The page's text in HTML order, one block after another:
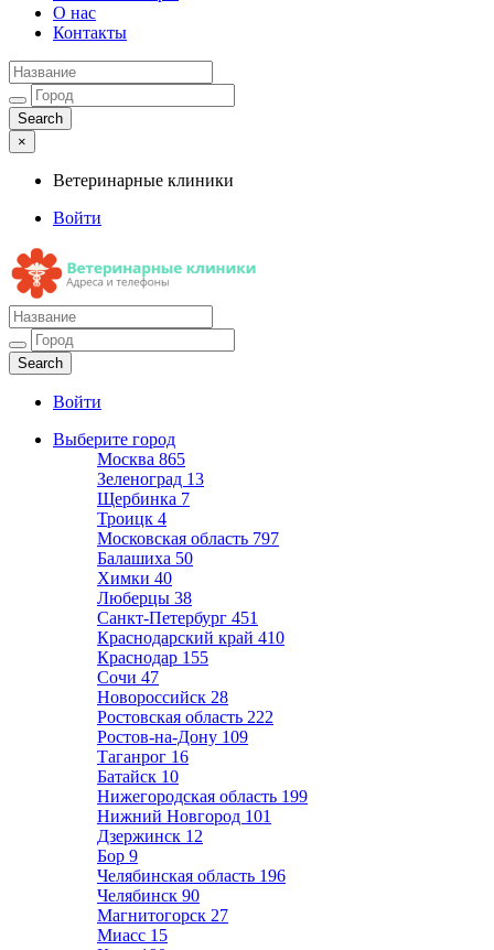
О нас
Контакты
×
Ветеринарные клиники
Войти
Ветеринарные клиники
Адреса и телефоны
Войти
Выберите город
Москва 865
Зеленоград 13
Щербинка 7
Троицк 4
Московская область 797
Балашиха 50
Химки 40
Люберцы 38
Санкт-Петербург 451
Краснодарский край 410
Краснодар 155
Сочи 47
Новороссийск 28
Ростовская область 222
Ростов-на-Дону 109
Таганрог 16
Батайск 10
Нижегородская область 199
Нижний Новгород 101
Дзержинск 12
Бор 9
Челябинская область 196
Челябинск 90
Магнитогорск 27
Миасс 15